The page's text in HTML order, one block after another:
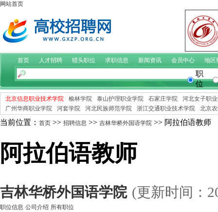
网站首页
首页 人才招聘 猎头职位 求职信息 新闻资讯 会员中心 地区
职
位
北京信息职业技术学院 榆林学院 泰山护理职业学院 石家庄学院
河北女子职
广州华商职业学院
河套学院 河北民族师范学院 浙江交通职业技术学院 北京
当前位置： 首页 >> 招聘信息 >> 吉林华桥外国语学院 >> 阿拉伯语教师
阿拉伯语教师
吉林华桥外国语学院 (更新时间：
职位信息 公司介绍 所有职位